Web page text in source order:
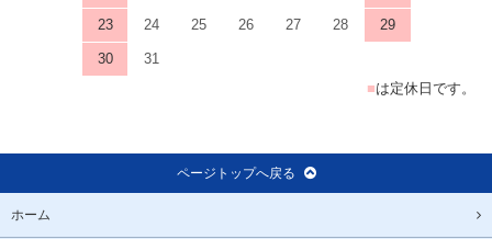
23 24 25 26 27 28 29
30
31
■は定休日です。
ページトップへ戻る
ホーム